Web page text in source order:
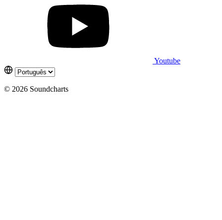
Youtube
© 2026 Soundcharts